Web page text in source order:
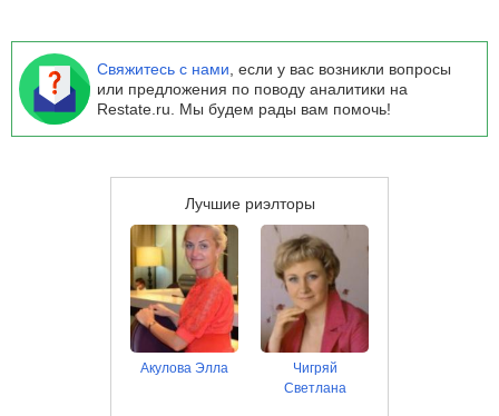
Свяжитесь с нами, если у вас возникли вопросы
или предложения по поводу аналитики на
Restate.ru. Мы будем рады вам помочь!
Лучшие риэлторы
Акулова Элла
Чигряй
Светлана